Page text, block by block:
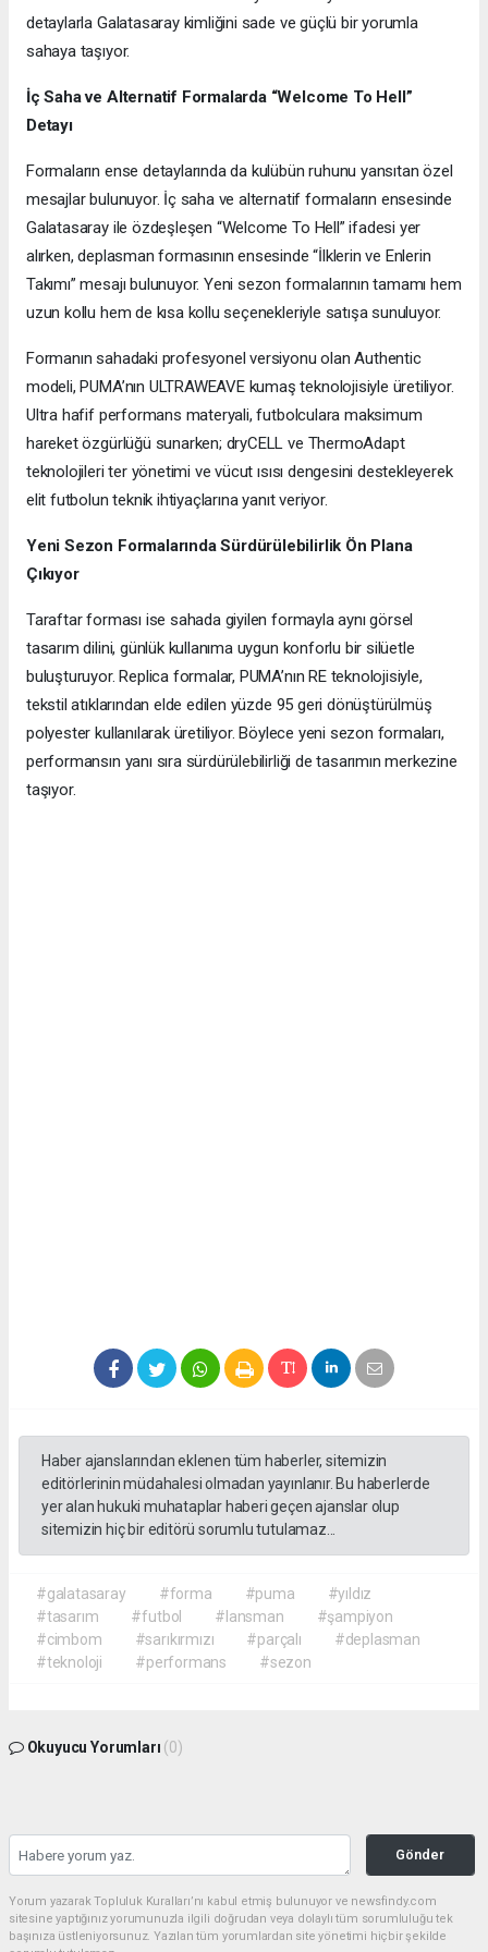
detaylarla Galatasaray kimliğini sade ve güçlü bir yorumla
sahaya taşıyor.
İç Saha ve Alternatif Formalarda “Welcome To Hell”
Detayı
Formaların ense detaylarında da kulübün ruhunu yansıtan özel
mesajlar bulunuyor. İç saha ve alternatif formaların ensesinde
Galatasaray ile özdeşleşen “Welcome To Hell” ifadesi yer
alırken, deplasman formasının ensesinde “İlklerin ve Enlerin
Takımı” mesajı bulunuyor. Yeni sezon formalarının tamamı hem
uzun kollu hem de kısa kollu seçenekleriyle satışa sunuluyor.
Formanın sahadaki profesyonel versiyonu olan Authentic
modeli, PUMA’nın ULTRAWEAVE kumaş teknolojisiyle üretiliyor.
Ultra hafif performans materyali, futbolculara maksimum
hareket özgürlüğü sunarken; dryCELL ve ThermoAdapt
teknolojileri ter yönetimi ve vücut ısısı dengesini destekleyerek
elit futbolun teknik ihtiyaçlarına yanıt veriyor.
Yeni Sezon Formalarında Sürdürülebilirlik Ön Plana
Çıkıyor
Taraftar forması ise sahada giyilen formayla aynı görsel
tasarım dilini, günlük kullanıma uygun konforlu bir silüetle
buluşturuyor. Replica formalar, PUMA’nın RE teknolojisiyle,
tekstil atıklarından elde edilen yüzde 95 geri dönüştürülmüş
polyester kullanılarak üretiliyor. Böylece yeni sezon formaları,
performansın yanı sıra sürdürülebilirliği de tasarımın merkezine
taşıyor.
Haber ajanslarından eklenen tüm haberler, sitemizin
editörlerinin müdahalesi olmadan yayınlanır. Bu haberlerde
yer alan hukuki muhataplar haberi geçen ajanslar olup
sitemizin hiç bir editörü sorumlu tutulamaz...
#galatasaray #forma #puma
#yıldız
#tasarım
#futbol #lansman
#şampiyon
#cimbom
#sarıkırmızı #parçalı
#deplasman
#teknoloji
#performans #sezon
Okuyucu Yorumları (0)
Gönder
Yorum yazarak Topluluk Kuralları’nı kabul etmiş bulunuyor ve newsfindy.com
sitesine yaptığınız yorumunuzla ilgili doğrudan veya dolaylı tüm sorumluluğu tek
başınıza üstleniyorsunuz. Yazılan tüm yorumlardan site yönetimi hiçbir şekilde